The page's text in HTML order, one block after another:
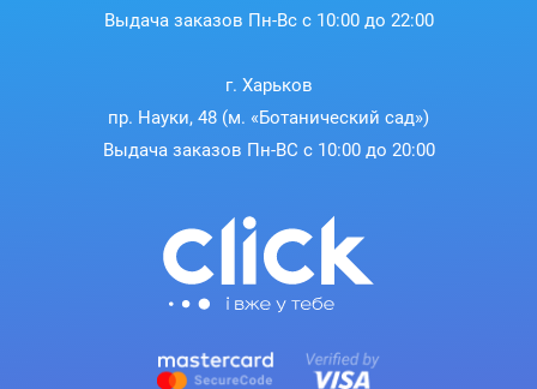
Выдача заказов Пн-Вс с 10:00 до 22:00
г. Харьков
пр. Науки, 48 (м. «Ботанический сад»)
Выдача заказов Пн-ВС с 10:00 до 20:00